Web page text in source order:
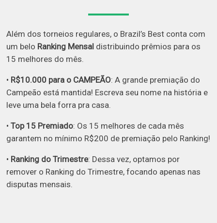
Além dos torneios regulares, o Brazil’s Best conta com
um belo Ranking Mensal distribuindo prêmios para os
15 melhores do mês.
• R$10.000 para o CAMPEÃO: A grande premiação do
Campeão está mantida! Escreva seu nome na história e
leve uma bela forra pra casa.
•Top 15 Premiado: Os 15 melhores de cada mês
garantem no mínimo R$200 de premiação pelo Ranking!
• Ranking do Trimestre: Dessa vez, optamos por
remover o Ranking do Trimestre, focando apenas nas
disputas mensais.